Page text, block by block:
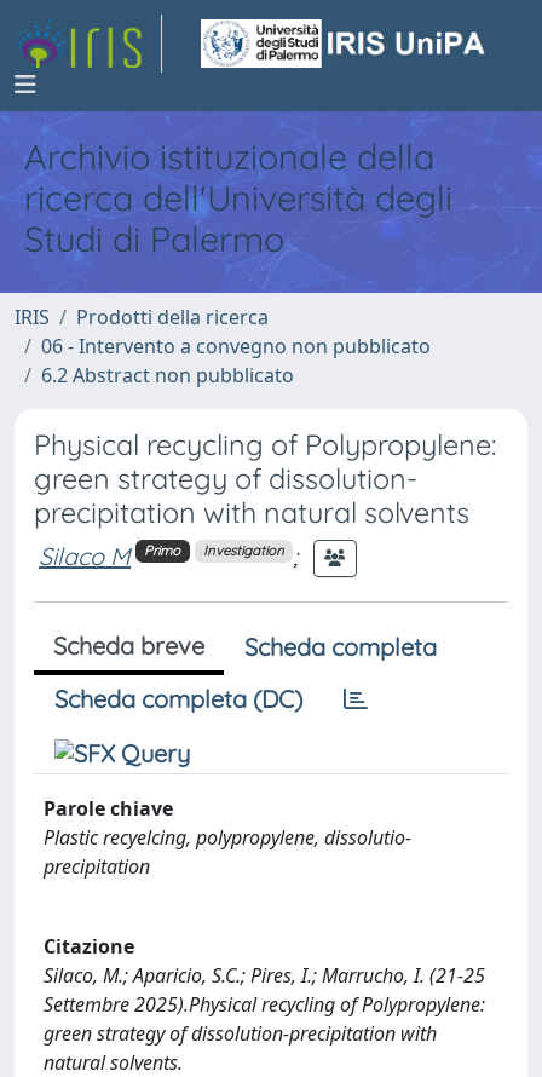
Archivio istituzionale della
ricerca dell'Università degli
Studi di Palermo
IRIS
Prodotti della ricerca
06 - Intervento a convegno non pubblicato
6.2 Abstract non pubblicato
Physical recycling of Polypropylene:
green strategy of dissolution-
precipitation with natural solvents
Silaco M Primo Investigation ;
Scheda breve
Scheda completa
Scheda completa (DC)
Parole chiave
Plastic recyelcing, polypropylene, dissolutio-
precipitation
Citazione
Silaco, M.; Aparicio, S.C.; Pires, I.; Marrucho, I. (21-25
Settembre 2025).Physical recycling of Polypropylene:
green strategy of dissolution-precipitation with
natural solvents.